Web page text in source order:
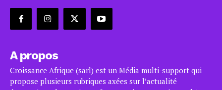
A propos
Croissance Afrique (sarl) est un Média multi-support qui
propose plusieurs rubriques axées sur l’actualité